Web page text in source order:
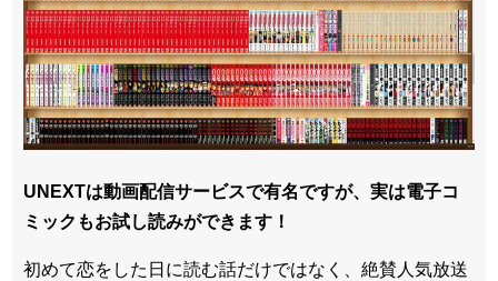
UNEXTは動画配信サービスで有名ですが、実は電子コ
ミックもお試し読みができます！
初めて恋をした日に読む話だけではなく、絶賛人気放送